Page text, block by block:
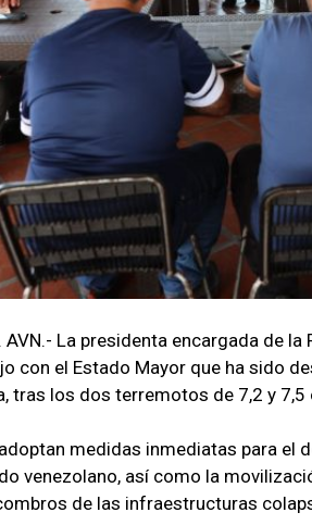
AVN.- La presidenta encargada de
con el Estado Mayor que ha sido
tras los dos terremotos de 7,2 y
medidas inmediatas para el
venezolano, así como la
de las infraestructuras